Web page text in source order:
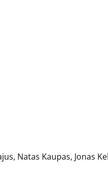
Natas Kaupas, Jonas